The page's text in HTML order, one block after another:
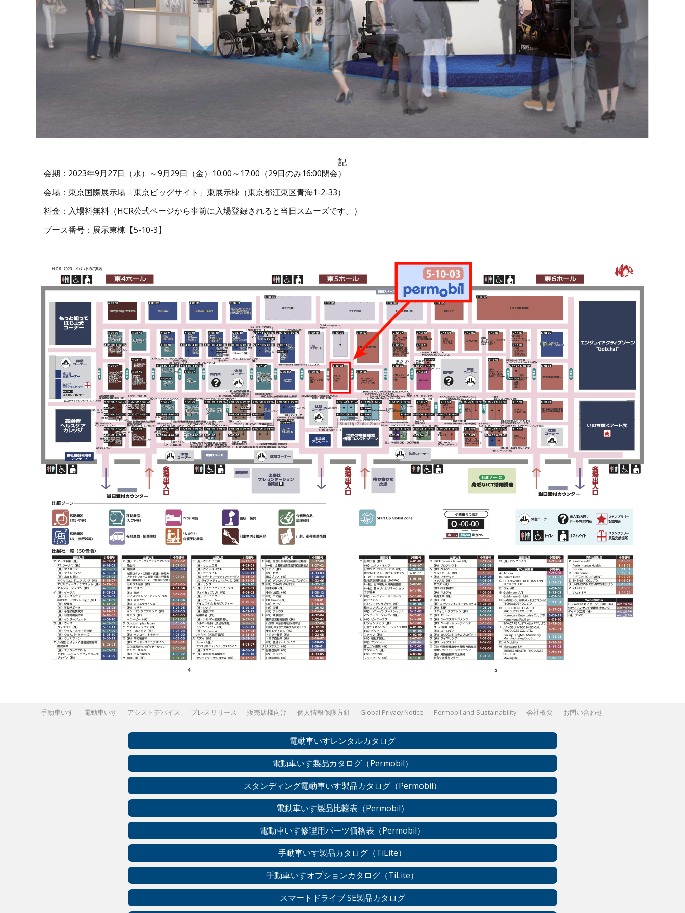
記
会期：2023年9月27日（水）～9月29日（金）10:00～17:00（29日のみ16:00閉会）
会場：東京国際展示場「東京ビッグサイト」東展示棟（東京都江東区青海1-2-33）
料金：入場料無料（HCR公式ページから事前に入場登録されると当日スムーズです。）
ブース番号：展示東棟【5-10-3】
手動車いす 電動車いす アシストデバイス プレスリリース 販売店様向け 個人情報保護方針 Global Privacy Notice Permobil and Sustainability 会社概要 お問い合わせ
電動車いすレンタルカタログ
電動車いす製品カタログ（Permobil）
スタンディング電動車いす製品カタログ（Permobil）
電動車いす製品比較表（Permobil）
電動車いす修理用パーツ価格表（Permobil）
手動車いす製品カタログ（TiLite）
手動車いすオプションカタログ（TiLite）
スマートドライブ SE製品カタログ